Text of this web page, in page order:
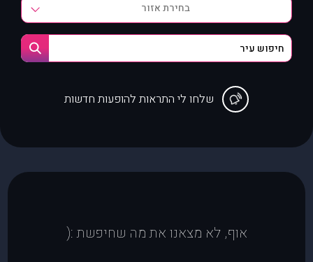
בחירת אזור
שלחו לי התראות להופעות חדשות
אוף, לא מצאנו את מה שחיפשת :(